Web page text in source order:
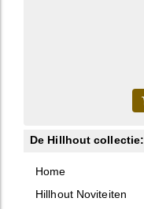
De Hillhout collectie:
Home
Hillhout Noviteiten